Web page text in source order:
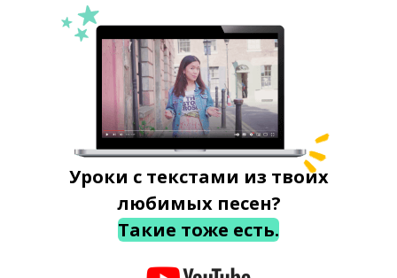
Уроки с текстами из твоих
любимых песен?
Такие тоже есть.